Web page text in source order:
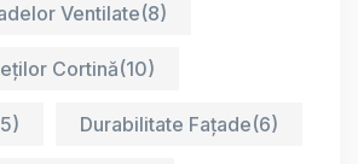
Ventilate(8)
Cortină(10)
Durabilitate Fațade(6)